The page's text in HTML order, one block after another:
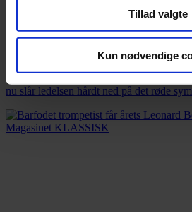
Tillad valgte
Kun nødvendige
Orkesterledelse forbyder røde nelliker
Over 2.000 nelliker er uddelt i solidaritet
nu slår ledelsen hårdt ned på det røde